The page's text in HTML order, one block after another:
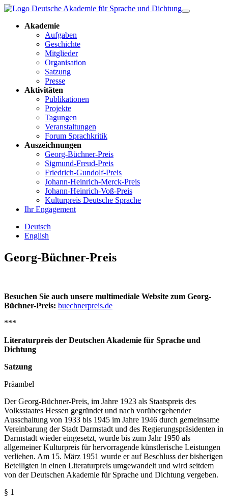
Akademie
Aufgaben
Geschichte
Mitglieder
Organisation
Satzung
Presse
Aktivitäten
Publikationen
Projekte
Tagungen
Veranstaltungen
Forum Sprachkritik
Auszeichnungen
Georg-Büchner-Preis
Sigmund-Freud-Preis
Friedrich-Gundolf-Preis
Johann-Heinrich-Merck-Preis
Johann-Heinrich-Voß-Preis
Kulturpreis Deutsche Sprache
Ihr Engagement
Deutsch
English
Georg-Büchner-Preis
Besuchen Sie auch unsere multimediale Website zum Georg-
Büchner-Preis: buechnerpreis.de
***
Literaturpreis der Deutschen Akademie für Sprache und
Dichtung
Satzung
Präambel
Der Georg-Büchner-Preis, im Jahre 1923 als Staatspreis des
Volksstaates Hessen gegründet und nach vorübergehender
Ausschaltung von 1933 bis 1945 im Jahre 1946 durch gemeinsame
Vereinbarung der Stadt Darmstadt und des Regierungspräsidenten in
Darmstadt wieder eingesetzt, wurde bis zum Jahr 1950 als
allgemeiner Kulturpreis für hervorragende künstlerische Leistungen
verliehen. Am 15. März 1951 wurde er auf Beschluss der bisherigen
Beteiligten in einen Literaturpreis umgewandelt und wird seitdem
von der Deutschen Akademie für Sprache und Dichtung vergeben.
§ 1